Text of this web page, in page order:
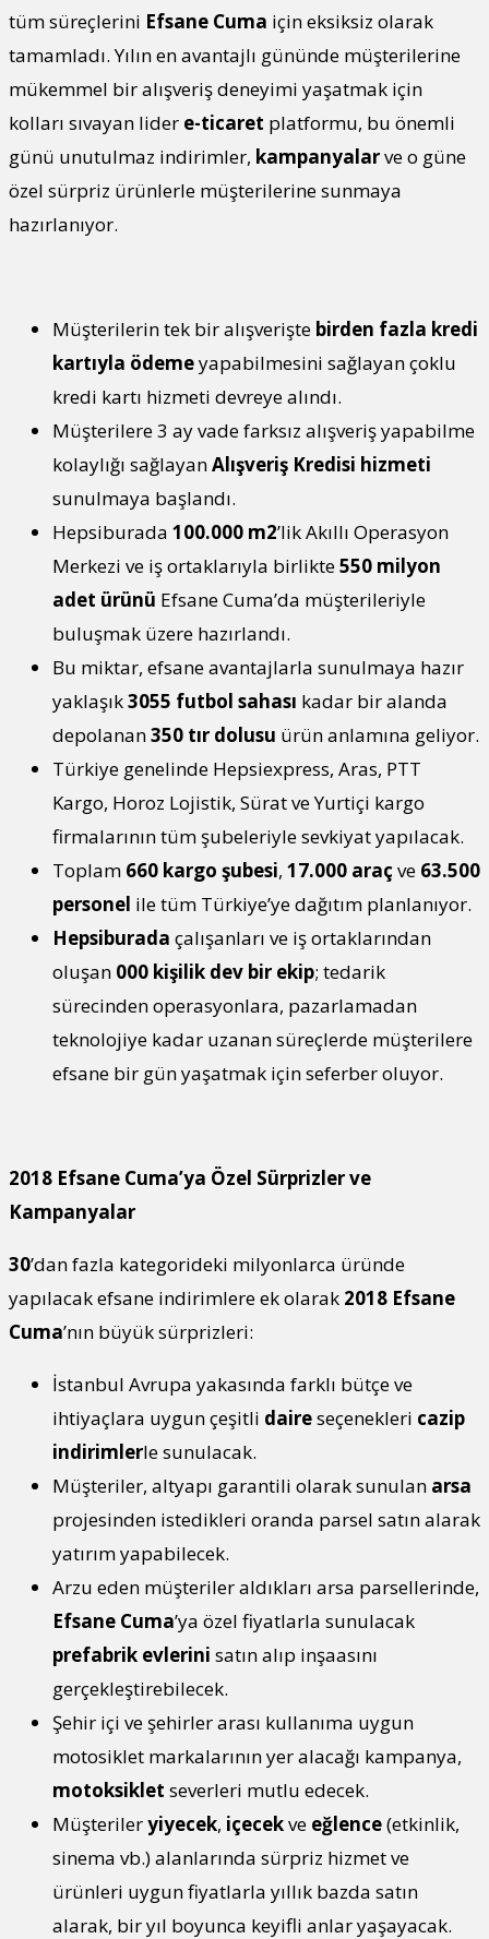
tüm süreçlerini Efsane Cuma için eksiksiz olarak
tamamladı. Yılın en avantajlı gününde müşterilerine
mükemmel bir alışveriş deneyimi yaşatmak için
kolları sıvayan lider e-ticaret platformu, bu önemli
günü unutulmaz indirimler, kampanyalarve o güne
özel sürpriz ürünlerle müşterilerine sunmaya
hazırlanıyor.
Müşterilerin tek bir alışverişte birden fazla kredi
kartıyla ödemeyapabilmesini sağlayan çoklu
kredi kartı hizmeti devreye alındı.
Müşterilere 3 ay vade farksız alışveriş yapabilme
kolaylığı sağlayanAlışveriş Kredisi hizmeti
sunulmaya başlandı.
Hepsiburada 100.000 m2’lik Akıllı Operasyon
Merkezi ve iş ortaklarıyla birlikte550 milyon
adet ürünü Efsane Cuma’da müşterileriyle
buluşmak üzere hazırlandı.
Bu miktar, efsane avantajlarla sunulmaya hazır
yaklaşık3055 futbol sahası kadar bir alanda
depolanan350 tır dolusu ürün anlamına geliyor.
Türkiye genelinde Hepsiexpress, Aras, PTT
Kargo, Horoz Lojistik, Sürat ve Yurtiçi kargo
firmalarının tüm şubeleriyle sevkiyat yapılacak.
Toplam 660 kargo şubesi, 17.000 araç ve 63.500
personel ile tüm Türkiye’ye dağıtım planlanıyor.
Hepsiburada çalışanları ve iş ortaklarından
oluşan 000 kişilik dev bir ekip; tedarik
sürecinden operasyonlara, pazarlamadan
teknolojiye kadar uzanan süreçlerde müşterilere
efsane bir gün yaşatmak için seferber oluyor.
2018 Efsane Cuma’ya Özel Sürprizler ve
Kampanyalar
30’dan fazla kategorideki milyonlarca üründe
yapılacak efsane indirimlere ek olarak 2018 Efsane
Cuma’nın büyük sürprizleri:
İstanbul Avrupa yakasında farklı bütçe ve
ihtiyaçlara uygun çeşitli daireseçenekleri cazip
indirimlerle sunulacak.
Müşteriler, altyapı garantili olarak sunulan arsa
projesinden istedikleri oranda parsel satın alarak
yatırım yapabilecek.
Arzu eden müşteriler aldıkları arsa parsellerinde,
Efsane Cuma’ya özel fiyatlarla sunulacak
prefabrik evlerini satın alıp inşaasını
gerçekleştirebilecek.
Şehir içi ve şehirler arası kullanıma uygun
motosiklet markalarının yer alacağı kampanya,
motoksiklet severleri mutlu edecek.
Müşterileryiyecek, içecekve eğlence(etkinlik,
sinema vb.) alanlarında sürpriz hizmet ve
ürünleri uygun fiyatlarla yıllık bazda satın
alarak, bir yıl boyunca keyifli anlar yaşayacak.